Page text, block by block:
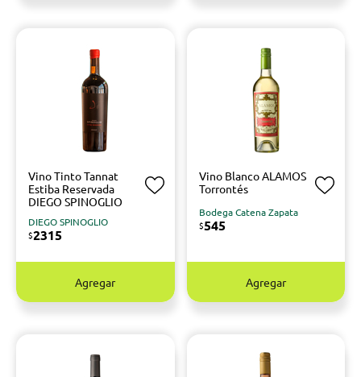
Vino Tinto Tannat
Estiba Reservada
DIEGO SPINOGLIO
DIEGO SPINOGLIO
$2315
Agregar
Vino Blanco ALAMOS
Torrontés
Bodega Catena Zapata
$545
Agregar